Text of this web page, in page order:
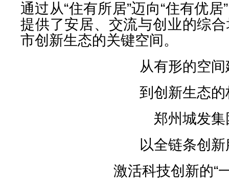
通过从“住有所居”迈向“住有优
提供了安居、交流与创业的综
市创新生态的关键空间。
从有形的空
到创新生态的
郑州城发集
以全链条创
激活科技创新的“